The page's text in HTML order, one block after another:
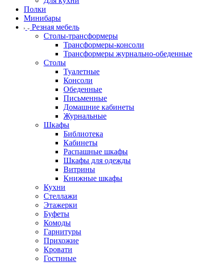
Полки
Минибары
Резная мебель
Столы-трансформеры
Трансформеры-консоли
Трансформеры журнально-обеденные
Столы
Туалетные
Консоли
Обеденные
Письменные
Домашние кабинеты
Журнальные
Шкафы
Библиотека
Кабинеты
Распашные шкафы
Шкафы для одежды
Витрины
Книжные шкафы
Кухни
Стеллажи
Этажерки
Буфеты
Комоды
Гарнитуры
Прихожие
Кровати
Гостиные